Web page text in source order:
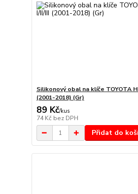
Silikonový obal na klíče TOYOTA
(2001-2018) (Gr)
89 Kč/kus
74 Kč bez DPH
Přidat do